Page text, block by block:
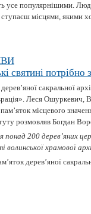
усе популярнішими.
ступаєш місцями,
святині потрібно
сакральної
Леся Ошуркевич,
місцевого
розмовляв Богдан
понад 200 дерев’яних
волинської храмової
дерев’яної